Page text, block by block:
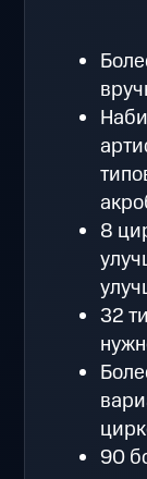
8
32
90